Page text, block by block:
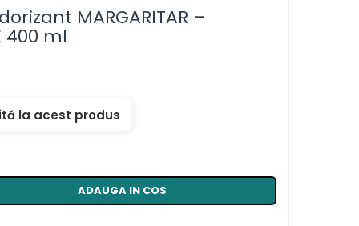
MARGARITAR –
400 ml
la acest produs
ADAUGA IN COS